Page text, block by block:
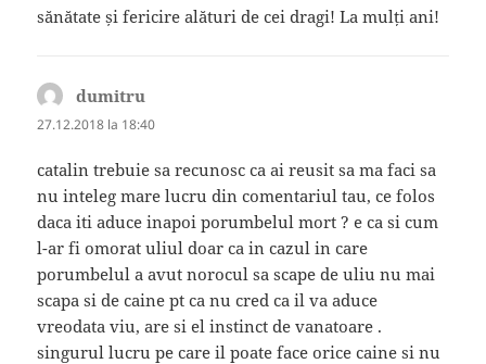
sănătate și fericire alături de cei dragi! La mulți ani!
dumitru
27.12.2018 la 18:40
catalin trebuie sa recunosc ca ai reusit sa ma faci sa
nu inteleg mare lucru din comentariul tau, ce folos
daca iti aduce inapoi porumbelul mort ? e ca si cum
l-ar fi omorat uliul doar ca in cazul in care
porumbelul a avut norocul sa scape de uliu nu mai
scapa si de caine pt ca nu cred ca il va aduce
vreodata viu, are si el instinct de vanatoare .
singurul lucru pe care il poate face orice caine si nu